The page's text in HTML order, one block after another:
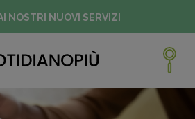
NOSTRI NUOVI SERVIZI